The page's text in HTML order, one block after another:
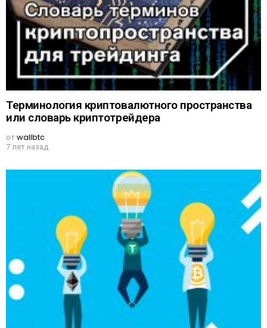
Терминология криптовалютного пространства
или словарь криптотрейдера
отwallbtc
7 лет назад